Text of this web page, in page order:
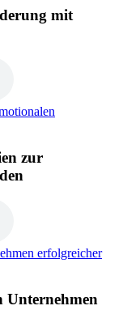
mit
zur
Unternehmen